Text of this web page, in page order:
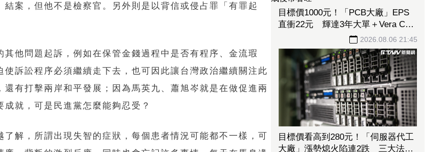
案，但他不是檢察官。另外則是以背信或侵占罪「有罪起
他問題起訴，例如在保管金錢過程中是否有程序、金流瑕
訴訟程序必須繼續走下去，也可因此讓台灣政治繼續關注此
有打擊兩岸和平發展；因為馬英九、蕭旭岑就是在做促進兩
就，可是民進黨怎麼能夠忍受？
解，所謂出現失智的症狀，每個患者情況可能都不一樣，可
目標價1000元！「PCB大廠」EPS
直衝22元 輝達3年大單＋Vera CPU
市占率破5成後市看旺2026.08.06 21:45
目標價看高到280元！「伺服器代工
大廠」漲勢熄火陷連2跌 三大法人